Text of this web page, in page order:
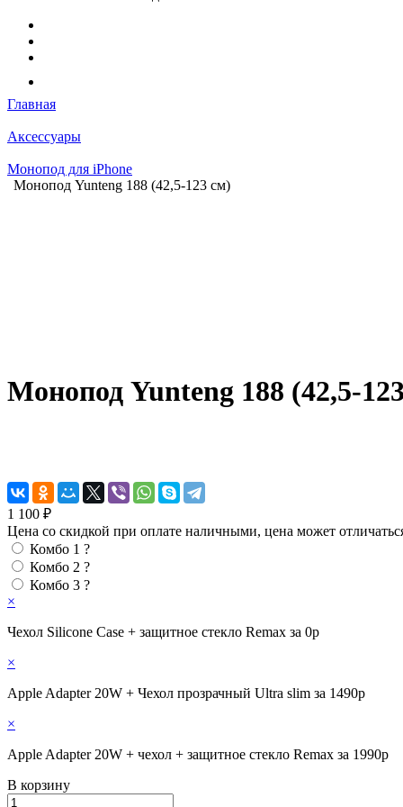
Главная
Аксессуары
Монопод для iPhone
Монопод Yunteng 188 (42,5-123 см)
Монопод Yunteng 188 (42,5-
1 100 ₽
Цена со скидкой при оплате наличными, цена может
Комбо 1 ?
Комбо 2 ?
Комбо 3 ?
×
Чехол Silicone Case + защитное стекло Remax за 0р
×
Apple Adapter 20W + Чехол прозрачный Ultra slim за 1490р
×
Apple Adapter 20W + чехол + защитное стекло Remax за 1990р
В корзину